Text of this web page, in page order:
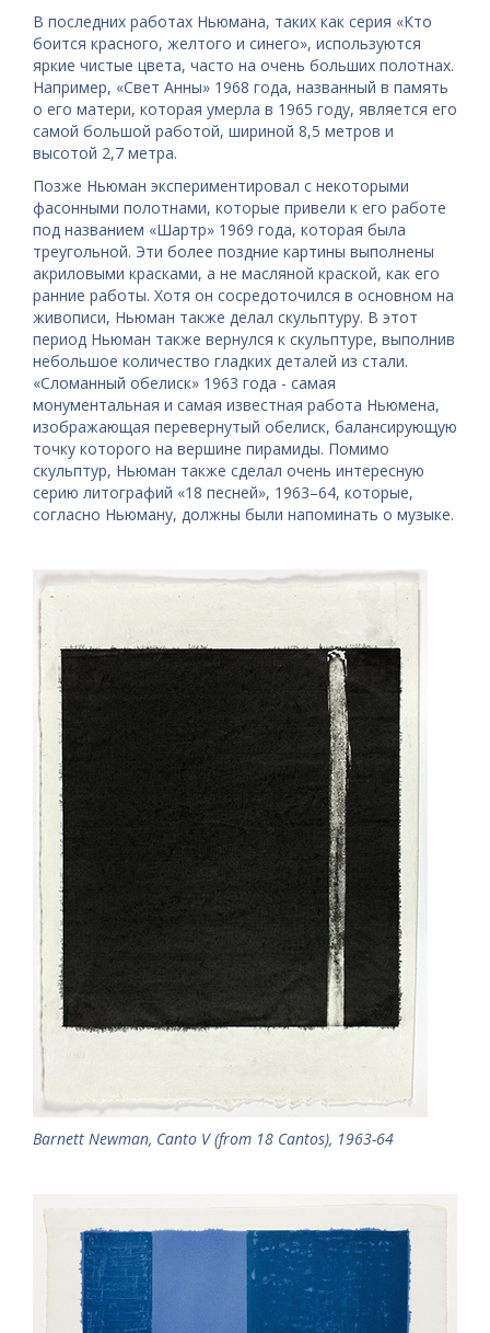
В последних работах Ньюмана, таких как серия «Кто
боится красного, желтого и синего», используются
яркие чистые цвета, часто на очень больших полотнах.
Например, «Свет Анны» 1968 года, названный в память
о его матери, которая умерла в 1965 году, является его
самой большой работой, шириной 8,5 метров и
высотой 2,7 метра.
Позже Ньюман экспериментировал с некоторыми
фасонными полотнами, которые привели к его работе
под названием «Шартр» 1969 года, которая была
треугольной. Эти более поздние картины выполнены
акриловыми красками, а не масляной краской, как его
ранние работы. Хотя он сосредоточился в основном на
живописи, Ньюман также делал скульптуру. В этот
период Ньюман также вернулся к скульптуре, выполнив
небольшое количество гладких деталей из стали.
«Сломанный обелиск» 1963 года - самая
монументальная и самая известная работа Ньюмена,
изображающая перевернутый обелиск, балансирующую
точку которого на вершине пирамиды. Помимо
скульптур, Ньюман также сделал очень интересную
серию литографий «18 песней», 1963–64, которые,
согласно Ньюману, должны были напоминать о музыке.
Barnett Newman, Canto V (from 18 Cantos), 1963-64